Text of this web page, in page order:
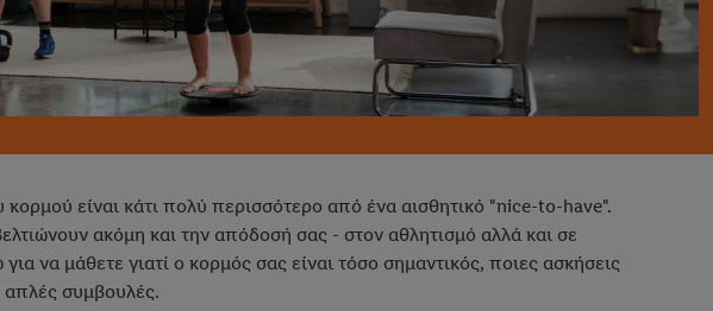
είναι κάτι πολύ περισσότερο από ένα αισθητικό "nice-to-have".
ακόμη και την απόδοσή σας - στον αθλητισμό αλλά και σε
να μάθετε γιατί ο κορμός σας είναι τόσο σημαντικός, ποιες ασκήσεις
απλές συμβουλές.